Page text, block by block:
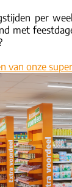
per
met
van onze